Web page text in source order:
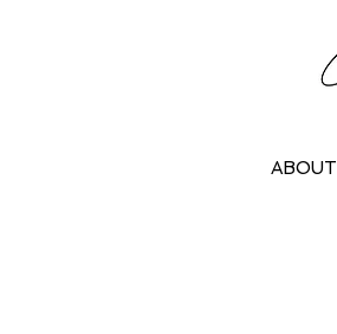
ABOUT